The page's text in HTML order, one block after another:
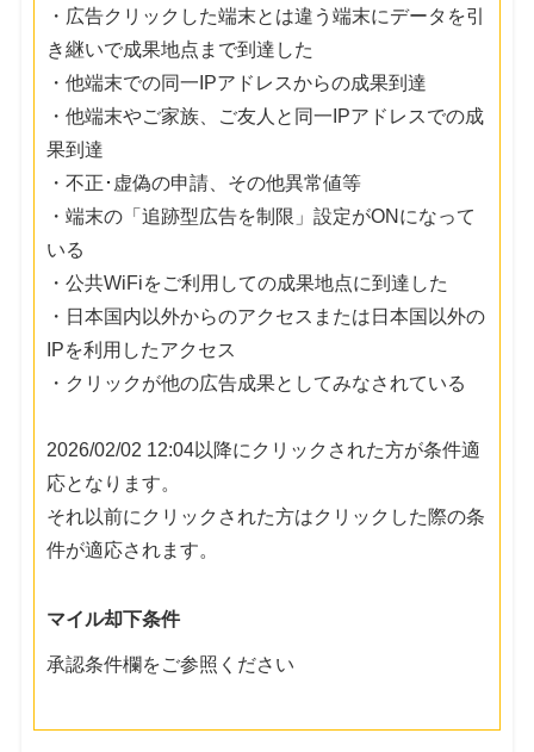
・広告クリックした端末とは違う端末にデータを引
き継いで成果地点まで到達した
・他端末での同一IPアドレスからの成果到達
・他端末やご家族、ご友人と同一IPアドレスでの成
果到達
・不正･虚偽の申請、その他異常値等
・端末の「追跡型広告を制限」設定がONになって
いる
・公共WiFiをご利用しての成果地点に到達した
・日本国内以外からのアクセスまたは日本国以外の
IPを利用したアクセス
・クリックが他の広告成果としてみなされている
2026/02/02 12:04以降にクリックされた方が条件適
応となります。
それ以前にクリックされた方はクリックした際の条
件が適応されます。
マイル却下条件
承認条件欄をご参照ください